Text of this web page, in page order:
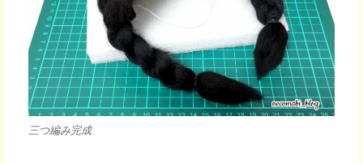
三つ編み完成